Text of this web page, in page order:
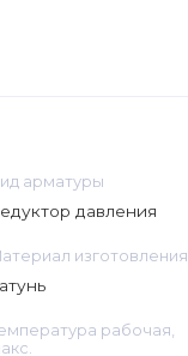
арматуры
давления
изготовления
рабочая,